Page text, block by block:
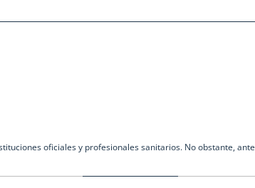
oficiales y profesionales sanitarios. No obstante, ante